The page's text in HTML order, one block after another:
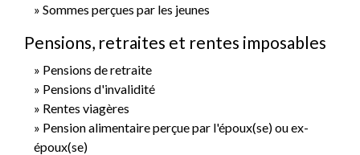
Sommes perçues par les jeunes
Pensions, retraites et rentes imposables
Pensions de retraite
Pensions d'invalidité
Rentes viagères
Pension alimentaire perçue par l'époux(se) ou ex-
époux(se)